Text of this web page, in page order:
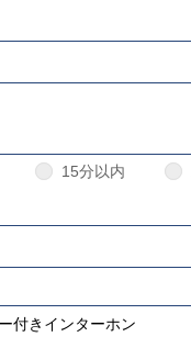
15分以内
付きインターホン
ーネット対応について